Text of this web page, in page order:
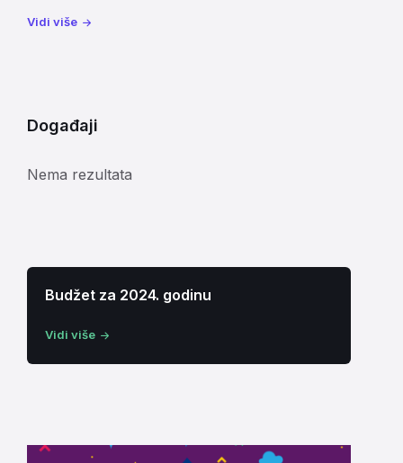
Vidi više
Događaji
Nema rezultata
Budžet za 2024. godinu
Vidi više